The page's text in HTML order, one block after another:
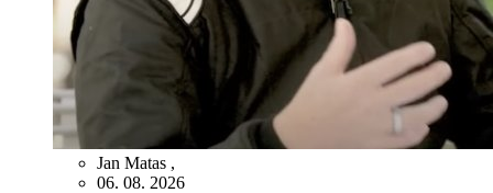
Jan Matas ,
06. 08. 2026